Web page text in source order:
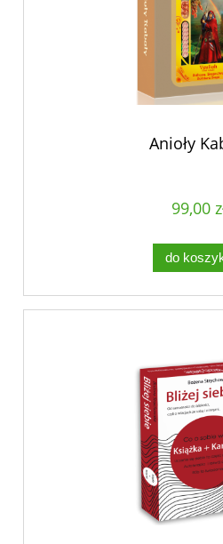
Anioły
99,00
do